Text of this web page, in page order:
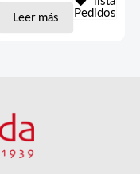
Leer más
Pedidos